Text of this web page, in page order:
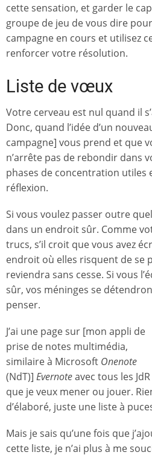
cette sensation, et garder le
groupe de jeu de vous dire
campagne en cours et utilisez
renforcer votre résolution.
Liste de vœux
Votre cerveau est nul quand il
Donc, quand l’idée d’un
campagne] vous prend et que
n’arrête pas de rebondir dans
phases de concentration utiles
réflexion.
Si vous voulez passer outre
dans un endroit sûr. Comme
trucs, s’il croit que vous avez
endroit où elles risquent de se
reviendra sans cesse. Si vous
sûr, vos méninges se
penser.
J’ai une page sur [mon appli de
prise de notes multimédia,
similaire à Microsoft Onenote
(NdT)] Evernoteavec tous les JdR
que je veux mener ou jouer.
d’élaboré, juste une liste à
Mais je sais qu’une fois que
cette liste, je n’ai plus à me